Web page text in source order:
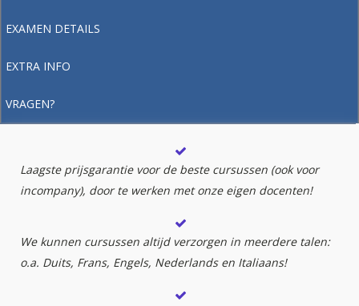
EXAMEN DETAILS
EXTRA INFO
VRAGEN?
Laagste prijsgarantie voor de beste cursussen (ook voor
incompany), door te werken met onze eigen docenten!
We kunnen cursussen altijd verzorgen in meerdere talen:
o.a. Duits, Frans, Engels, Nederlands en Italiaans!